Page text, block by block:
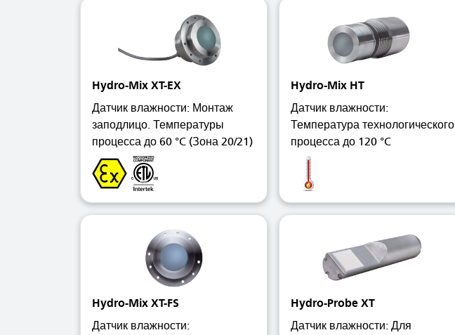
Hydro-Mix XT-EX
Датчик влажности: Монтаж
заподлицо. Температуры
процесса до 60 °C (Зона 20/21)
Hydro-Mix HT
Датчик влажности:
Температура технологического
процесса до 120 °C
Hydro-Mix XT-FS
Датчик влажности:
Hydro-Probe XT
Датчик влажности: Для